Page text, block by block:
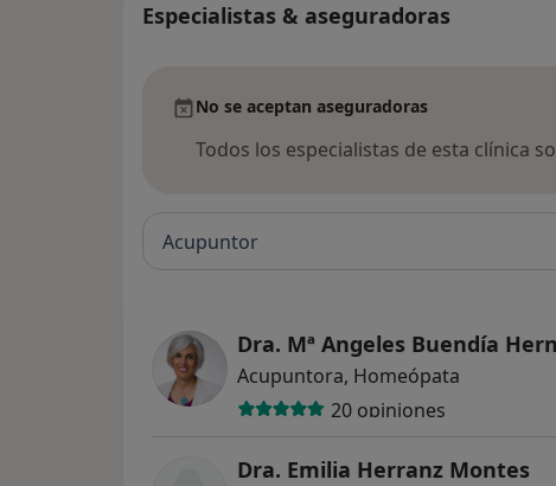
Especialistas & aseguradoras
No se aceptan aseguradoras
Todos los especialistas de esta clínica
Acupuntor
Dra. Mª Angeles Buendía
Acupuntora, Homeópata
20 opiniones
Dra. Emilia Herranz Montes